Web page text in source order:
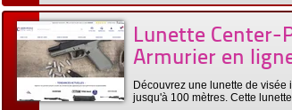
Lunette Center-
Armurier en
Découvrez une lunette de
jusqu'à 100 mètres. Cette